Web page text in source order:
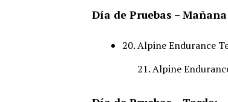
Día de Pruebas –
20. Alpine Endurance
Alpine